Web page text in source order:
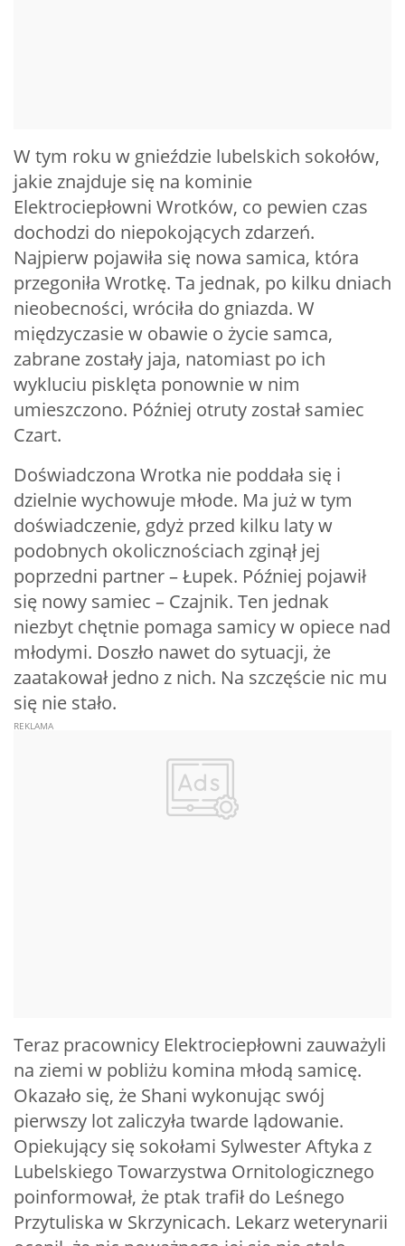
W tym roku w gnieździe lubelskich sokołów,
jakie znajduje się na kominie
Elektrociepłowni Wrotków, co pewien czas
dochodzi do niepokojących zdarzeń.
Najpierw pojawiła się nowa samica, która
przegoniła Wrotkę. Ta jednak, po kilku dniach
nieobecności, wróciła do gniazda. W
międzyczasie w obawie o życie samca,
zabrane zostały jaja, natomiast po ich
wykluciu pisklęta ponownie w nim
umieszczono. Później otruty został samiec
Czart.
Doświadczona Wrotka nie poddała się i
dzielnie wychowuje młode. Ma już w tym
doświadczenie, gdyż przed kilku laty w
podobnych okolicznościach zginął jej
poprzedni partner – Łupek. Później pojawił
się nowy samiec – Czajnik. Ten jednak
niezbyt chętnie pomaga samicy w opiece nad
młodymi. Doszło nawet do sytuacji, że
zaatakował jedno z nich. Na szczęście nic mu
się nie stało.
Teraz pracownicy Elektrociepłowni zauważyli
na ziemi w pobliżu komina młodą samicę.
Okazało się, że Shani wykonując swój
pierwszy lot zaliczyła twarde lądowanie.
Opiekujący się sokołami Sylwester Aftyka z
Lubelskiego Towarzystwa Ornitologicznego
poinformował, że ptak trafił do Leśnego
Przytuliska w Skrzynicach. Lekarz weterynarii